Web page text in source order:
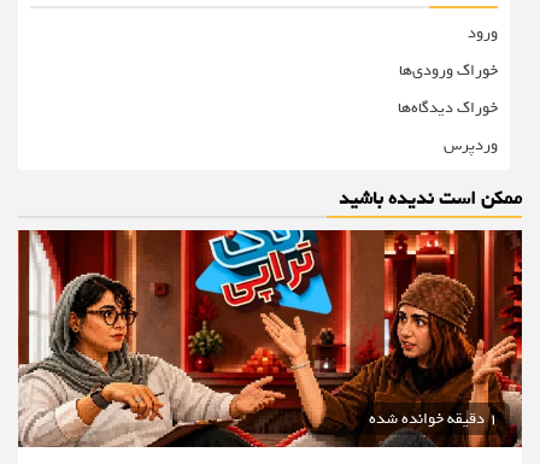
ورود
خوراک ورودی‌ها
خوراک دیدگاه‌ها
وردپرس
ممکن است ندیده باشید
1 دقیقه خوانده شده